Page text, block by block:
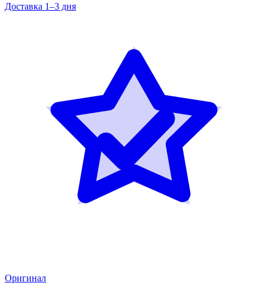
Доставка 1–3 дня
Оригинал